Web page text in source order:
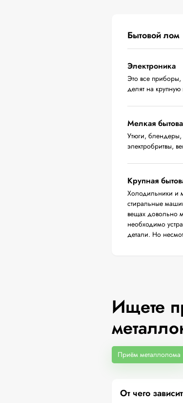
Бытовой лом
Электроника
Это все приборы,
делят на крупную
Мелкая
Утюги,
электробритвы,
Крупная
Холодильники и
стиральные
вещах довольно
необходимо
детали. Но
Ищете
Приём металлолома
От чего